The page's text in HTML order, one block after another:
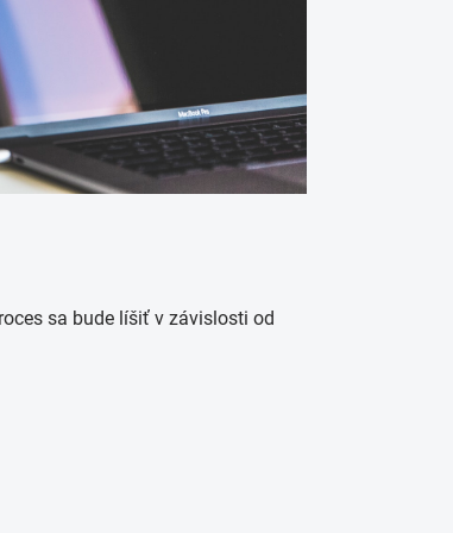
sa bude líšiť v závislosti od